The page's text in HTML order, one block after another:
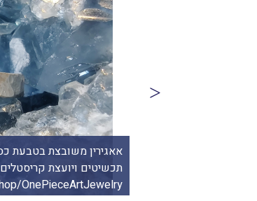
אאגירין משובצת בטבעת
תכשיטים ויועצת
OnePieceArtJewelry